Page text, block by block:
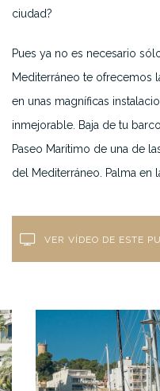
ciudad?
Pues ya no es necesario
Mediterráneo te ofrecemos
en unas magníficas
inmejorable. Baja de tu
Paseo Marítimo de una de
del Mediterráneo. Palma en
VER VÍDEO DE ESTE